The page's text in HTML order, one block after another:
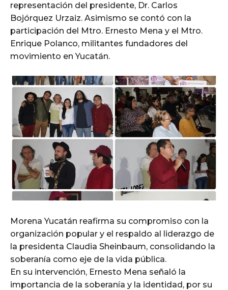
representación del presidente, Dr. Carlos
Bojórquez Urzaiz. Asimismo se contó con la
participación del Mtro. Ernesto Mena y el Mtro.
Enrique Polanco, militantes fundadores del
movimiento en Yucatán.
Morena Yucatán reafirma su compromiso con la
organización popular y el respaldo al liderazgo de
la presidenta Claudia Sheinbaum, consolidando la
soberanía como eje de la vida pública.
En su intervención, Ernesto Mena señaló la
importancia de la soberanía y la identidad, por su